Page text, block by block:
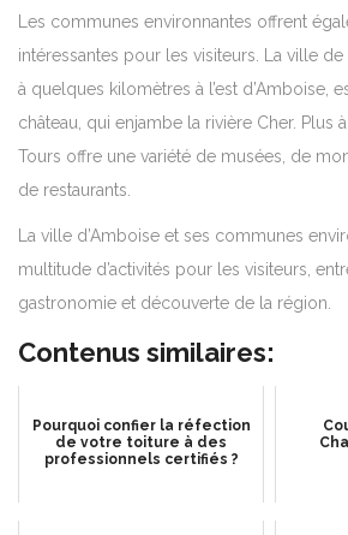
Les communes environnantes offrent
intéressantes pour les visiteurs. La ville
à quelques kilomètres à l’est d’Amboise,
château, qui enjambe la rivière Cher. Plus
Tours offre une variété de musées, de
de restaurants.
La ville d’Amboise et ses communes
multitude d’activités pour les visiteurs,
gastronomie et découverte de la région.
Contenus similaires:
Pourquoi confier la réfection
de votre toiture à des
professionnels certifiés ?